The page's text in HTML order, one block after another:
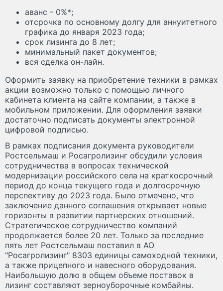
аванс - 0%*;
отсрочка по основному долгу для аннуитетного
графика до января 2023 года;
срок лизинга до 8 лет;
минимальный пакет документов;
вся сделка он-лайн.
Оформить заявку на приобретение техники в рамках
акции возможно только с помощью личного
кабинета клиента на сайте компании, а также в
мобильном приложении. Для оформления заявки
достаточно подписать документы электронной
цифровой подписью.
В рамках подписания документа руководители
Ростсельмаш и Росагролизинг обсудили условия
сотрудничества в вопросах технической
модернизации российского села на краткосрочный
период до конца текущего года и долгосрочную
перспективу до 2023 года. Было отмечено, что
заключение данного соглашения открывает новые
горизонты в развитии партнерских отношений.
Стратегическое сотрудничество компаний
продолжается более 20 лет. Только за последние
пять лет Ростсельмаш поставил в АО
"Росагролизинг" 8303 единицы самоходной техники,
а также прицепного и навесного оборудования.
Наибольшую долю в общем объеме поставок в
лизинг составляют зерноуборочные комбайны.